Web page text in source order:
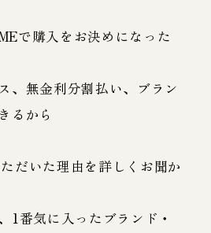
で購入をお決めになった
、無金利分割払い、ブラン
るから
だいた理由を詳しくお聞か
1番気に入ったブランド・